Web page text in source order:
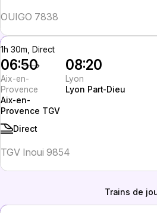
OUIGO 7838
1h 30m, Direct
06:50
Aix-en-
Provence
Aix-en-
Provence TGV
08:20
Lyon
Lyon Part-Dieu
Direct
TGV Inoui 9854
Trains de